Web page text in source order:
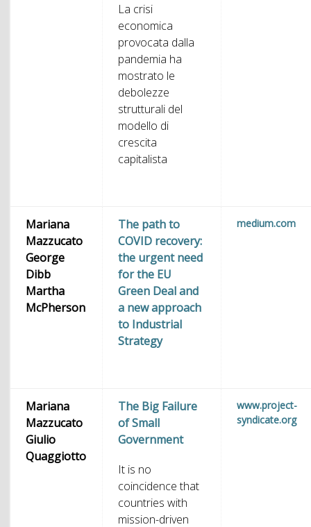
La crisi
economica
provocata dalla
pandemia ha
mostrato le
debolezze
strutturali del
modello di
crescita
capitalista
Mariana
Mazzucato
George
Dibb
Martha
McPherson
The path to
COVID recovery:
the urgent need
for the EU
Green Deal and
a new approach
to Industrial
Strategy
medium.com
Mariana
Mazzucato
Giulio
Quaggiotto
The Big Failure
of Small
Government
It is no
coincidence that
countries with
mission-driven
www.project-
syndicate.org